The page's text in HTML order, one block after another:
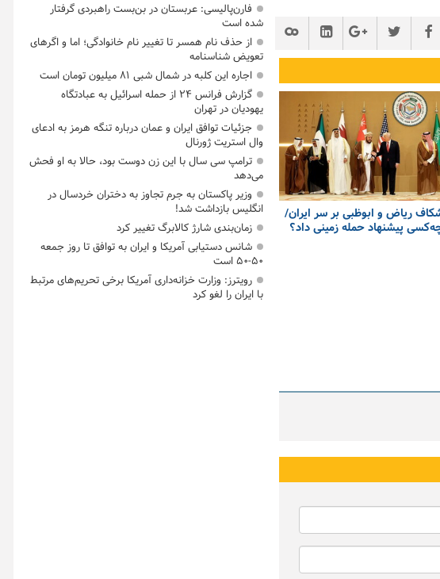
ریاض و ابوظبی بر سر ایران/
پیشنهاد حمله زمینی داد؟
فارن‌پالیسی: عربستان در بن‌بست راهبردی گرفتار
شده است
از حذف نام همسر تا تغییر نام خانوادگی؛ اما و اگرهای
تعویض شناسنامه
اجاره این کلبه در شمال شبی ۸۱ میلیون تومان است
گزارش فرانس ۲۴ از حمله اسرائیل به عبادتگاه
یهودیان در تهران
جزئیات توافق ایران و عمان درباره تنگه هرمز به ادعای
وال استریت ژورنال
ترامپ سی سال با این زن دوست بود، حالا به او فحش
می‌دهد
وزیر پاکستان به جرم تجاوز به دختران خردسال در
انگلیس بازداشت شد!
زمان‌بندی شارژ کالابرگ تغییر کرد
شانس دستیابی آمریکا و ایران به توافق تا روز جمعه
۵۰-۵۰ است
رویترز: وزارت خزانه‌داری آمریکا برخی تحریم‌های مرتبط
با ایران را لغو کرد